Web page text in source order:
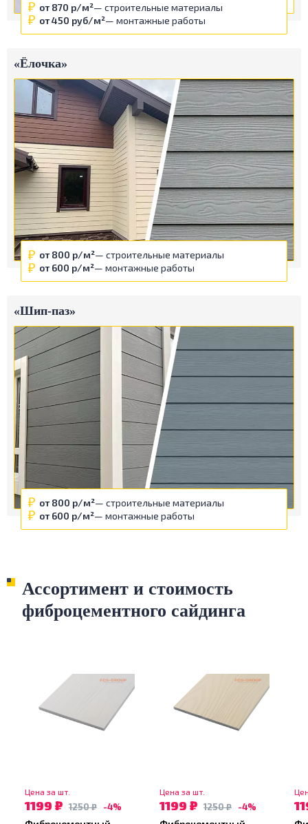
от 870 р/м²— строительные материалы
от 450 руб/м²— монтажные работы
«Ёлочка»
от 800 р/м²— строительные материалы
от 600 р/м²— монтажные работы
«Шип-паз»
от 800 р/м²— строительные материалы
от 600 р/м²— монтажные работы
Ассортимент и стоимость
фиброцементного сайдинга
Цена за шт.
1199 ₽ 1250 ₽ -4%
Цена за шт.
1199 ₽ 1250 ₽ -4%